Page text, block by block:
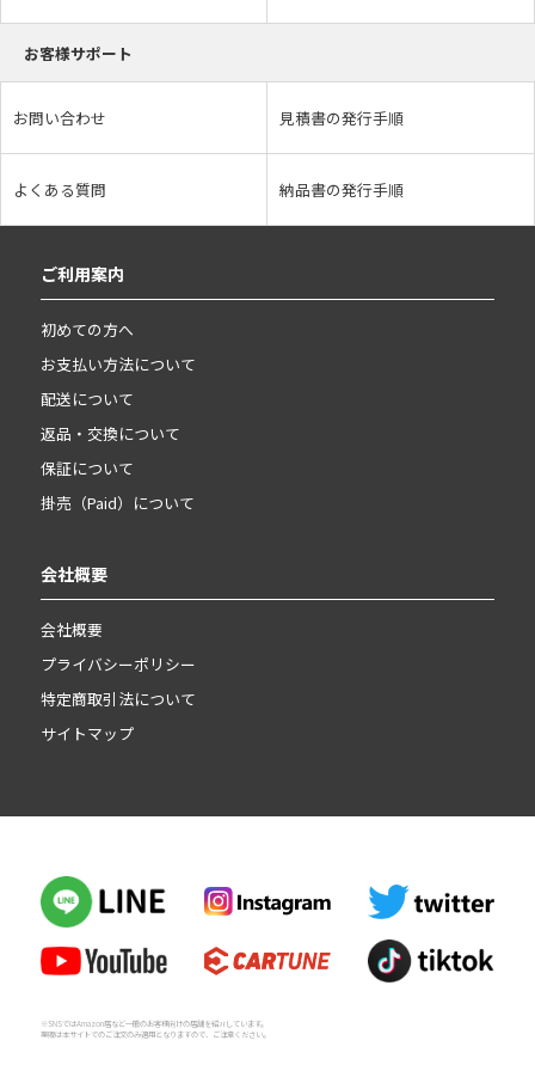
お客様サポート
お問い合わせ 見積書の発行手順
よくある質問 納品書の発行手順
ご利用案内
初めての方へ
お支払い方法について
配送について
返品・交換について
保証について
掛売（Paid）について
会社概要
会社概要
プライバシーポリシー
特定商取引法について
サイトマップ
※SNSではAmazon店など一般のお客様向けの店舗を紹介しています。
業販は本サイトでのご注文のみ適用となりますので、ご注意ください。